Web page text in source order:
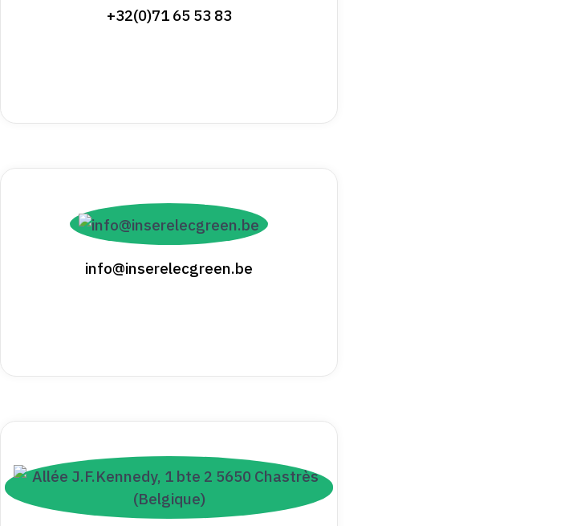
+32(0)71 65 53 83
info@inserelecgreen.be